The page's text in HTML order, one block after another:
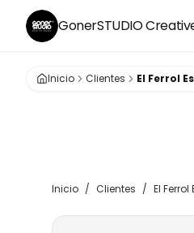
GonerSTUDIO
Inicio Clientes El Ferrol
Inicio / Clientes / El Ferrol